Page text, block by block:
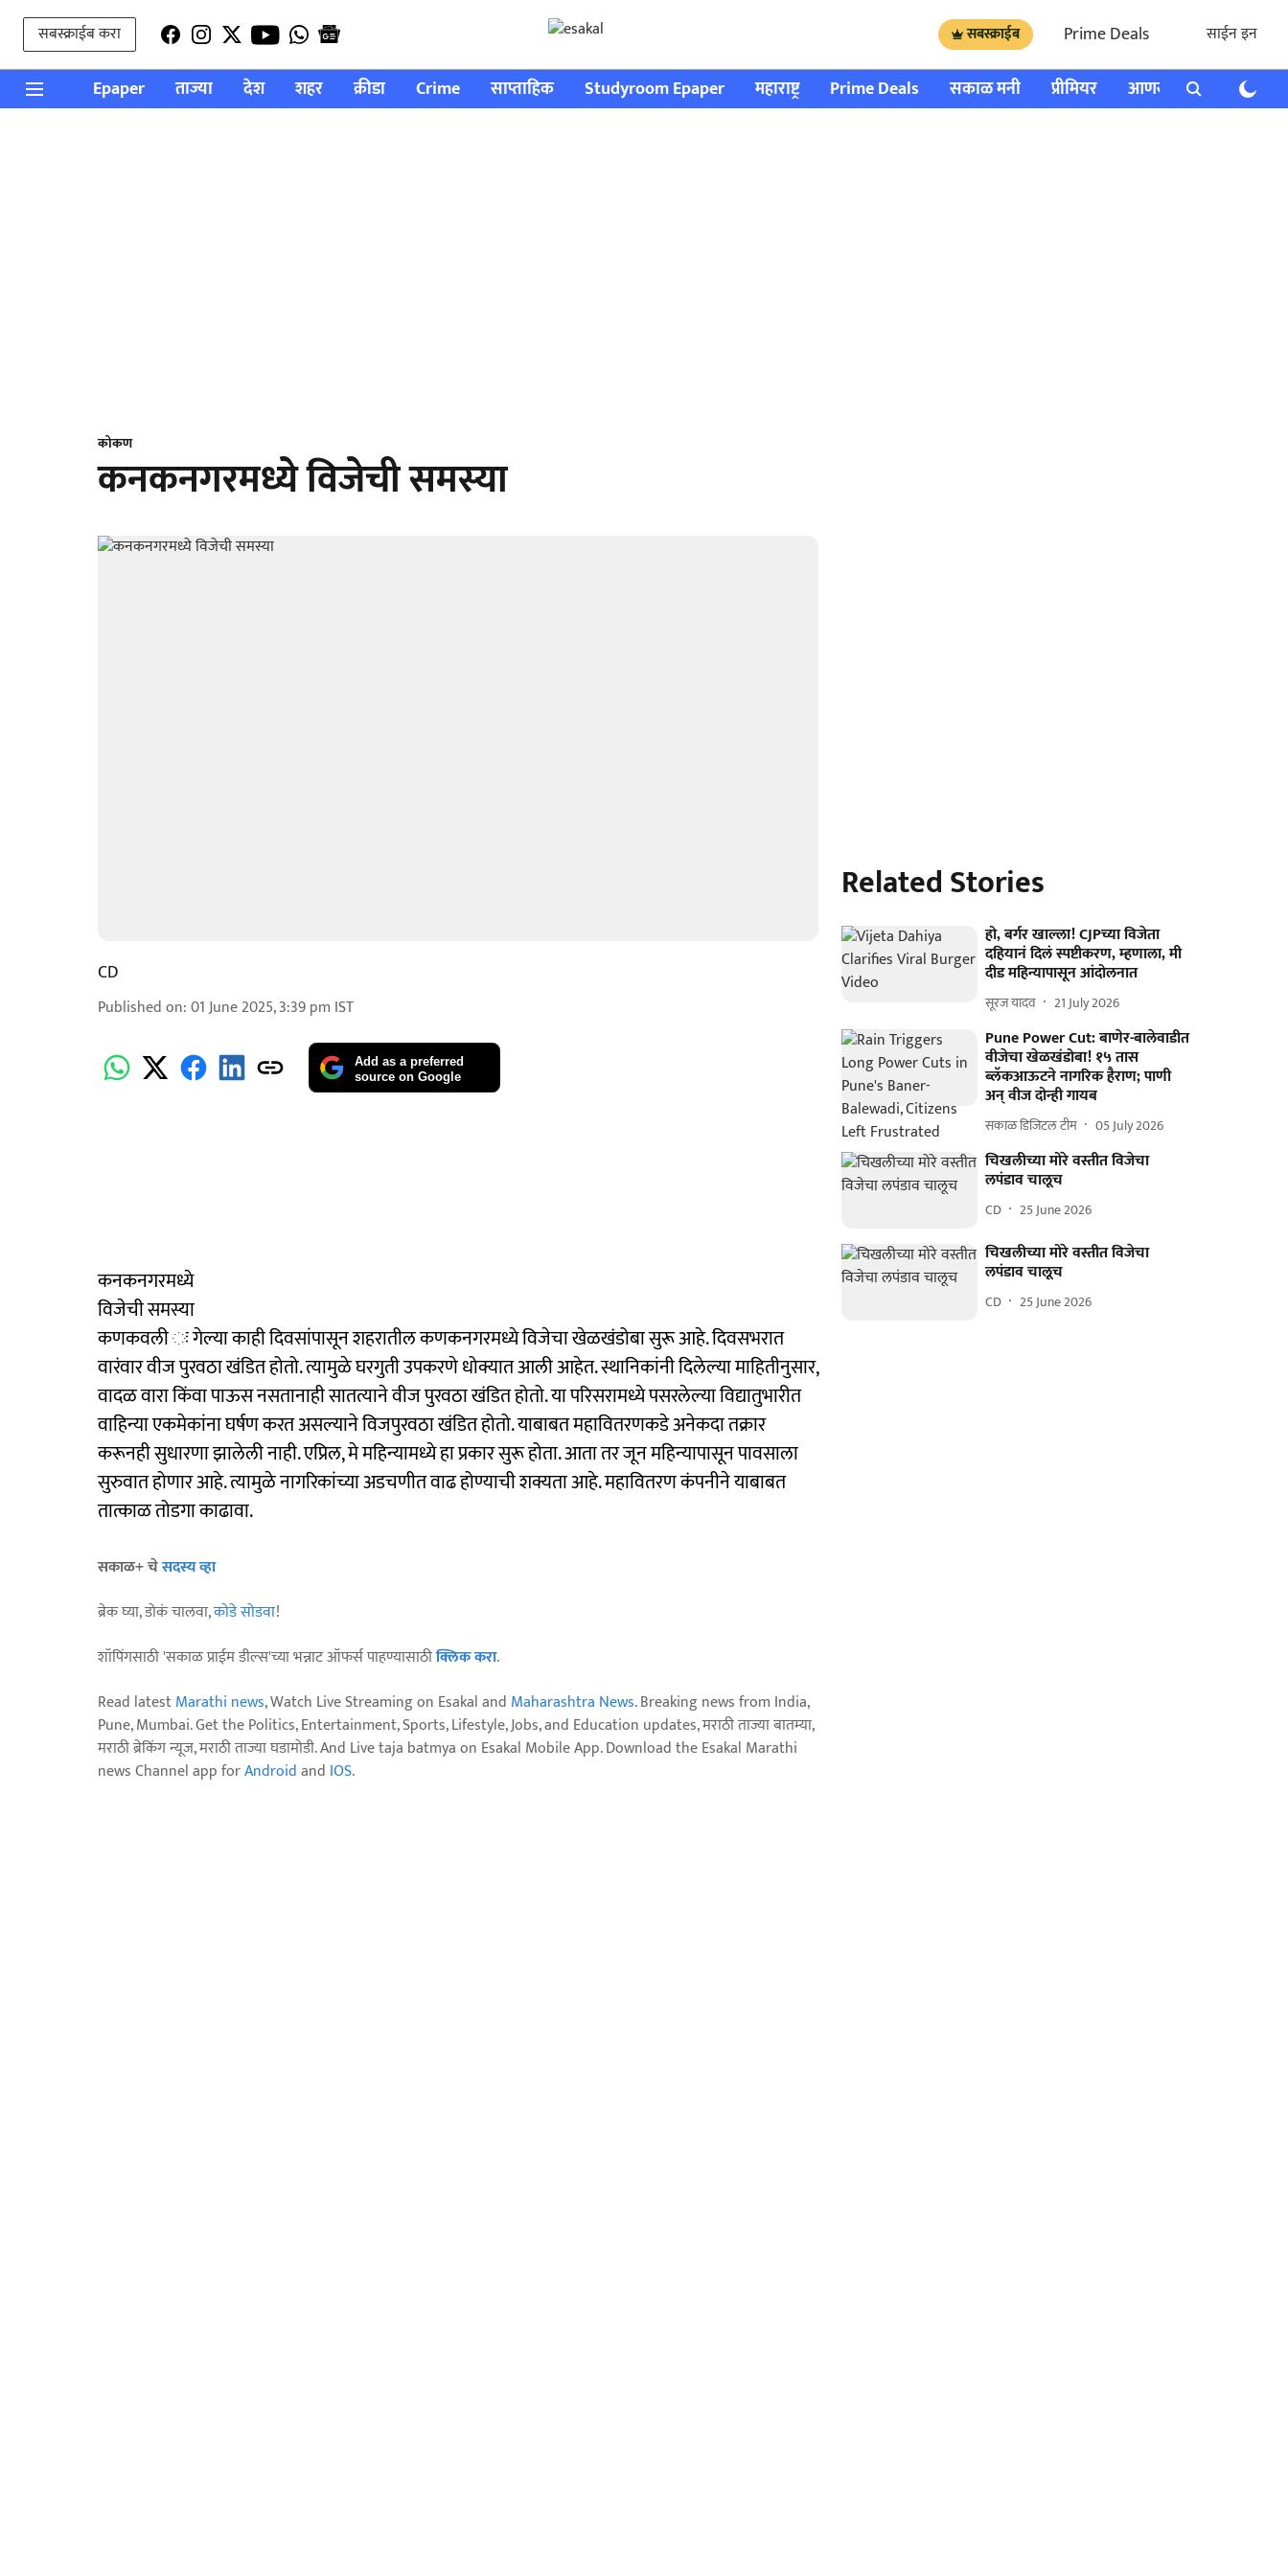
सबस्क्राईब करा सबस्क्राईब Prime Deals साईन इन
Epaper ताज्या देश शहर क्रीडा Crime साप्ताहिक Studyroom Epaper महाराष्ट्र Prime Deals सकाळ मनी प्रीमियर आणखी राशी भविष्य
कोकण
कनकनगरमध्ये विजेची समस्या
CD
Published on:01 June 2025, 3:39 pm IST
Add as a preferred
source on Google
कनकनगरमध्ये
विजेची समस्या
कणकवली ः गेल्या काही दिवसांपासून शहरातील कणकनगरमध्ये विजेचा खेळखंडोबा सुरू आहे. दिवसभरात
वारंवार वीज पुरवठा खंडित होतो. त्यामुळे घरगुती उपकरणे धोक्यात आली आहेत. स्थानिकांनी दिलेल्या माहितीनुसार,
वादळ वारा किंवा पाऊस नसतानाही सातत्याने वीज पुरवठा खंडित होतो. या परिसरामध्ये पसरलेल्या विद्यातुभारीत
वाहिन्या एकमेकांना घर्षण करत असल्याने विजपुरवठा खंडित होतो. याबाबत महावितरणकडे अनेकदा तक्रार
करूनही सुधारणा झालेली नाही. एप्रिल, मे महिन्यामध्ये हा प्रकार सुरू होता. आता तर जून महिन्यापासून पावसाला
सुरुवात होणार आहे. त्यामुळे नागरिकांच्या अडचणीत वाढ होण्याची शक्यता आहे. महावितरण कंपनीने याबाबत
तात्काळ तोडगा काढावा.
सकाळ+ चेसदस्य व्हा
ब्रेक घ्या, डोकं चालवा,कोडे सोडवा!
शॉपिंगसाठी 'सकाळ प्राईम डील्स'च्या भन्नाट ऑफर्स पाहण्यासाठीक्लिक करा.
Read latestMarathi news, Watch Live Streaming on Esakal and Maharashtra News. Breaking news from India,
Pune, Mumbai. Get the Politics, Entertainment, Sports, Lifestyle, Jobs, and Education updates, मराठी ताज्या बातम्या,
मराठी ब्रेकिंग न्यूज, मराठी ताज्या घडामोडी. And Live taja batmya on Esakal Mobile App. Download the Esakal Marathi
news Channel app forAndroidand IOS.
Related Stories
हो, बर्गर खाल्ला! CJPच्या विजेता
दहियानं दिलं स्पष्टीकरण, म्हणाला, मी
दीड महिन्यापासून आंदोलनात
सूरज यादव 21 July 2026
Pune Power Cut: बाणेर-बालेवाडीत
वीजेचा खेळखंडोबा! १५ तास
ब्लॅकआऊटने नागरिक हैराण; पाणी
अन् वीज दोन्ही गायब
सकाळ डिजिटल टीम 05 July 2026
चिखलीच्या मोरे वस्तीत विजेचा
लपंडाव चालूच
CD 25 June 2026
चिखलीच्या मोरे वस्तीत विजेचा
लपंडाव चालूच
CD 25 June 2026